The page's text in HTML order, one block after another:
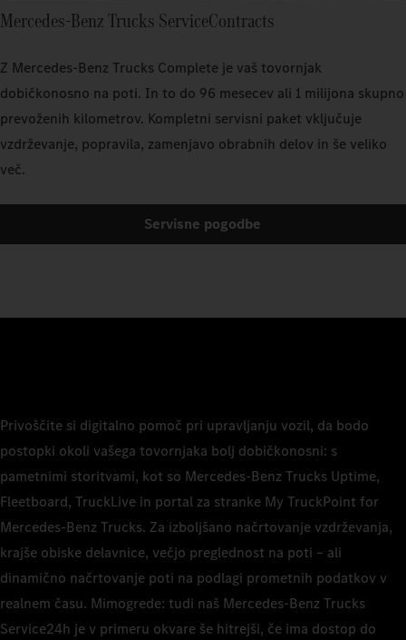
Mercedes-Benz Trucks ServiceContracts
Z Mercedes‑Benz Trucks Complete je vaš tovornjak
dobičkonosno na poti. In to do 96 mesecev ali 1 milijona skupno
prevoženih kilometrov. Kompletni servisni paket vključuje
vzdrževanje, popravila, zamenjavo obrabnih delov in še veliko
več.
Servisne pogodbe
Privoščite si digitalno pomoč pri upravljanju vozil, da bodo
postopki okoli vašega tovornjaka bolj dobičkonosni: s
pametnimi storitvami, kot so Mercedes-Benz Trucks Uptime,
Fleetboard, TruckLive in portal za stranke My TruckPoint for
Mercedes-Benz Trucks. Za izboljšano načrtovanje vzdrževanja,
krajše obiske delavnice, večjo preglednost na poti – ali
dinamično načrtovanje poti na podlagi prometnih podatkov v
realnem času. Mimogrede: tudi naš Mercedes-Benz Trucks
Service24h je v primeru okvare še hitrejši, če ima dostop do